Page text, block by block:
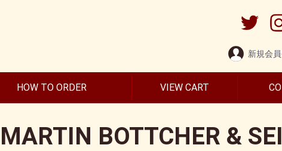
新規会
HOW TO ORDER VIEW CART
MARTIN BOTTCHER &